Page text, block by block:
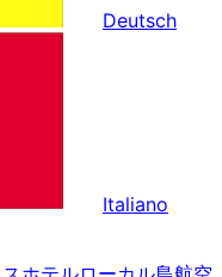
Deutsch
Italiano